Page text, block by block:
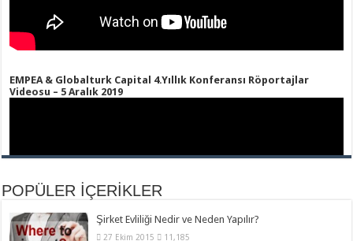
EMPEA & Globalturk Capital 4.Yıllık Konferansı Röportajlar
Videosu – 5 Aralık 2019
POPÜLER İÇERİKLER
Şirket Evliliği Nedir ve Neden Yapılır?
27 Ekim 2015 11,185